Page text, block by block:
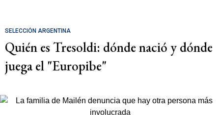
SELECCIÓN ARGENTINA
Quién es Tresoldi: dónde nació y dónde
juega el "Europibe"